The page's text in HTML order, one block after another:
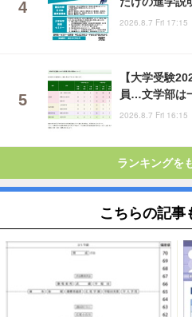
2026.8.7 Fri 17:15
【大学受験
員…文学部は
2026.8.7 Fri 16:15
ランキングを
こちらの記事